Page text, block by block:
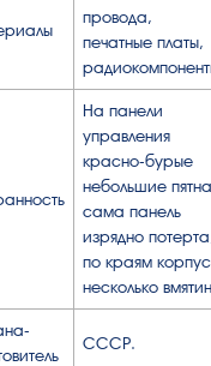
провода,
печатные платы,
На панели
управления
красно-бурые
небольшие
сама панель
изрядно
по краям
несколько
СССР.